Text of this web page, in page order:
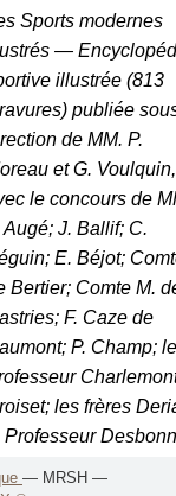
Sports modernes
—
illustrée (813
publiée
de MM. P.
et G. Voulquin,
le concours de
Augé; J. Ballif; C.
E. Béjot;
Bertier; Comte M.
F. Caze de
P. Champ; le
les frères
Professeur
— MRSH —